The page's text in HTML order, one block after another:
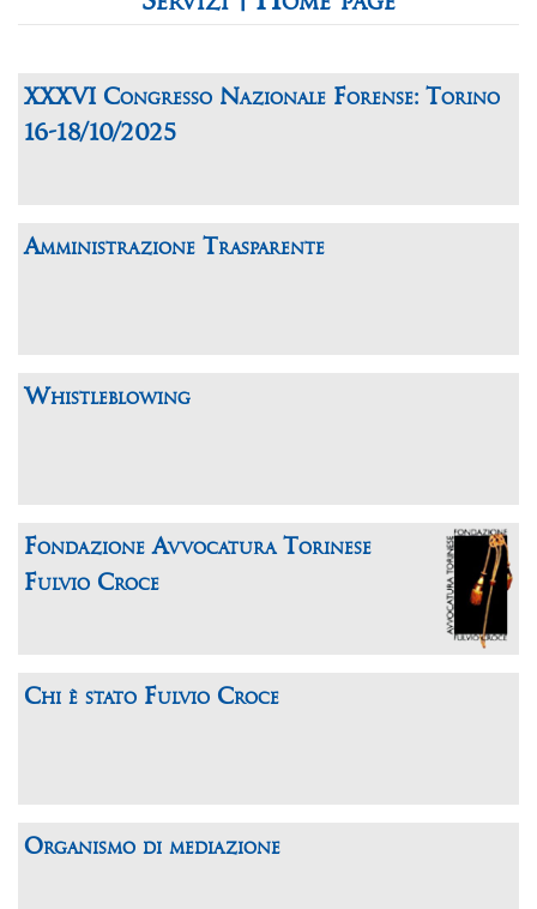
XXXVI Congresso Nazionale Forense: Torino
16-18/10/2025
Amministrazione Trasparente
Whistleblowing
Fondazione Avvocatura Torinese
Fulvio Croce
Chi è stato Fulvio Croce
Organismo di mediazione